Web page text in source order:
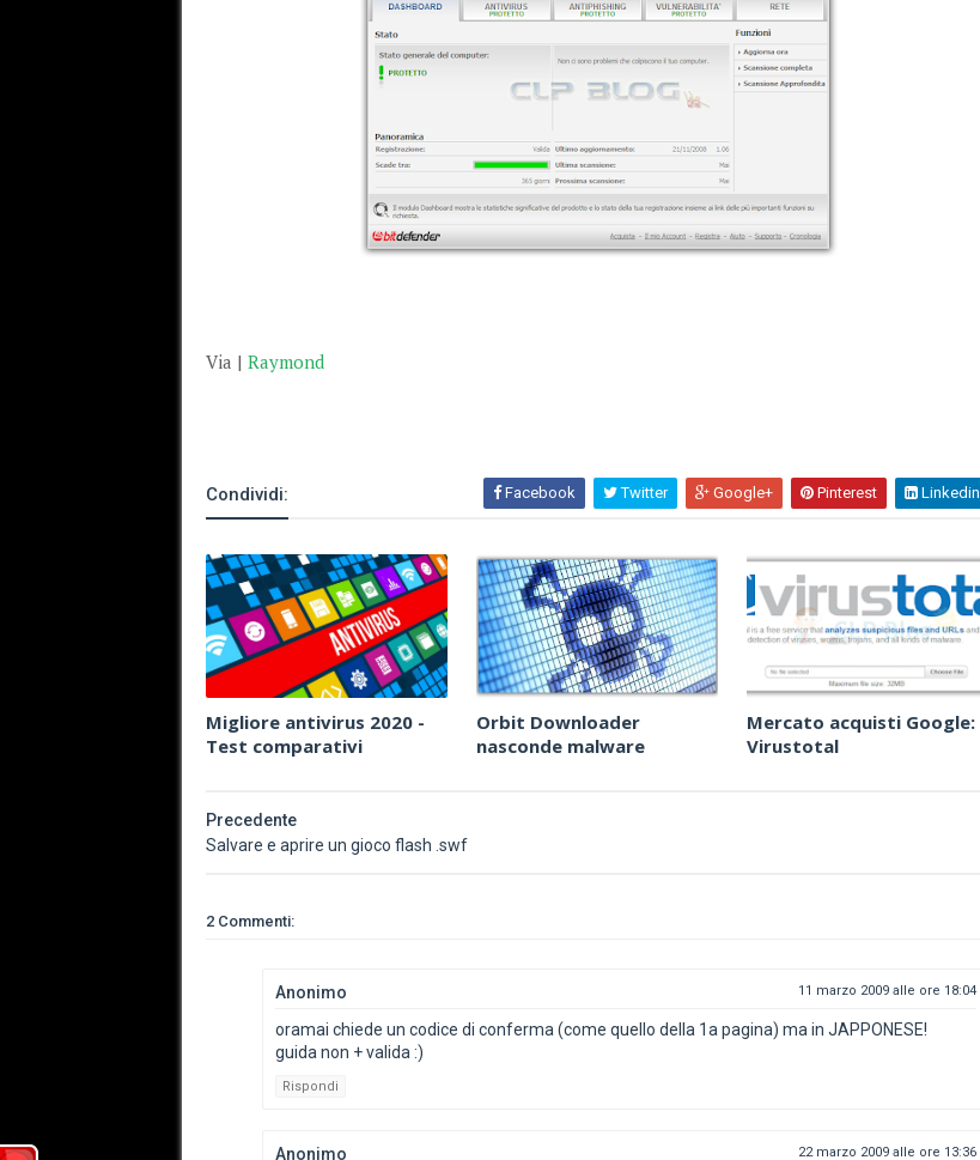
Via | Raymond
Condividi: Facebook Twitter Google+ Pinterest Linkedin
Migliore antivirus 2020 -
Test comparativi
Orbit Downloader
nasconde malware
Mercato acquisti Google:
Virustotal
Precedente
Salvare e aprire un gioco flash .swf
2 Commenti:
Anonimo 11 marzo 2009 alle ore 18:04
oramai chiede un codice di conferma (come quello della 1a pagina) ma in JAPPONESE!
guida non + valida :)
Rispondi
Anonimo 22 marzo 2009 alle ore 13:36